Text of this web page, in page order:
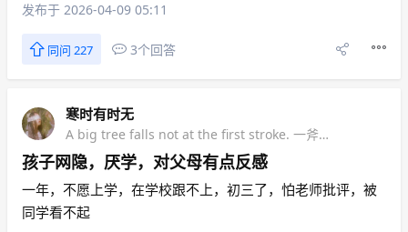
发布于 2026-04-09 05:11
同问 227 3个回答
寒时有时无
A big tree falls not at the first stroke. 一斧子砍不倒大树
孩子网隐，厌学，对父母有点反感
一年，不愿上学，在学校跟不上，初三了，怕老师批评，被
同学看不起